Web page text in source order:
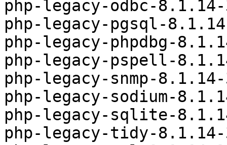
php-legacy-odbc-
php-legacy-pgsql-
php-legacy-phpdbg-
php-legacy-pspell-
php-legacy-snmp-
php-legacy-sodium-
php-legacy-sqlite-
php-legacy-tidy-